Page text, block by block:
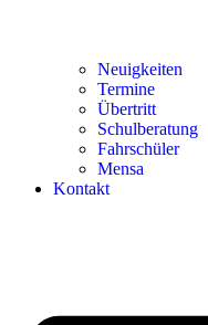
Neuigkeiten
Termine
Übertritt
Schulberatung
Fahrschüler
Mensa
Kontakt